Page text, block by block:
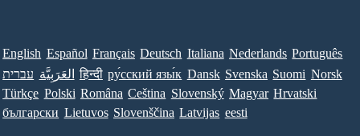
English Español Français Deutsch Italiana Nederlands Português
עברית العَرَبِيَّة हिन्दी ру́сский язы́к Dansk Svenska Suomi Norsk
Türkçe Polski Româna Ceština Slovenský Magyar Hrvatski
български Lietuvos Slovenščina Latvijas eesti